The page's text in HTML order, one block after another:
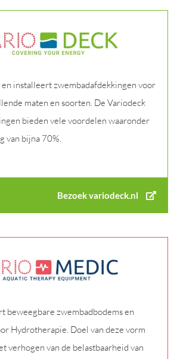
installeert zwembadafdekkingen voor
maten en soorten. De Variodeck
bieden vele voordelen waaronder
van bijna 70%.
Bezoek variodeck.nl
beweegbare zwembadbodems en
Hydrotherapie. Doel van deze vorm
verhogen van de belastbaarheid van